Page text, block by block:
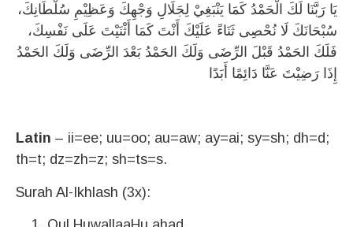
يَا رَبَّنَا لَكَ الْحَمْدُ كَمَا يَنْبَغِيْ لِجَلَالِ وَجْهِكَ وَعَظِيْمِ سُلْطَانِكَ،
سُبْحَانَكَ لَا نُحْصِى ثَنَاءً عَلَيْكَ أَنْتَ كَمَا أَثْنَيْتَ عَلَى نَفْسِكَ،
فَلَكَ الحَمْدُ قَبْلَ الرِّضَى وَلَكَ الحَمْدُ بَعْدَ الرِّضَى وَلَكَ الحَمْدُ
إِذَا رَضِيْتَ عَنَّا دَائِمًا أَبَدًا
Latin – ii=ee; uu=oo; au=aw; ay=ai; sy=sh; dh=d;
th=t; dz=zh=z; sh=ts=s.
Surah Al-Ikhlash (3x):